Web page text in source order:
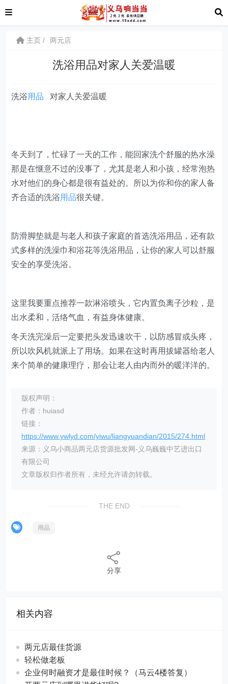
主页 两元店
洗浴用品对家人关爱温暖
洗浴用品 对家人关爱温暖
冬天到了，忙碌了一天的工作，能回家洗个舒服的热水澡
那是在惬意不过的没事了，尤其是老人和小孩，经常泡热
水对他们的身心都是很有益处的。所以为你和你的家人备
齐合适的洗浴用品很关键。
防滑脚垫就是与老人和孩子家庭的首选洗浴用品，还有款
式多样的洗澡巾和浴花等洗浴用品，让你的家人可以舒服
安全的享受洗浴。
这里我要重点推荐一款淋浴喷头，它内置负离子沙粒，是
出水柔和，活络气血，有益身体健康。
冬天洗完澡后一定要把头发迅速吹干，以防感冒或头疼，
所以吹风机就派上了用场。如果在这时再用拔罐器给老人
来个简单的健康理疗，那会让老人由内而外的暖洋洋的。
版权声明：
作者：huiasd
链接：
https://www.ywlyd.com/yiwu/liangyuandian/2015/274.html
来源：义乌小商品两元店货源批发网-义乌巍巍中艺进出口
有限公司
文章版权归作者所有，未经允许请勿转载。
THE END
用品
分享
相关内容
两元店最佳货源
轻松做老板
企业何时融资才是最佳时候？（马云4楼答复）